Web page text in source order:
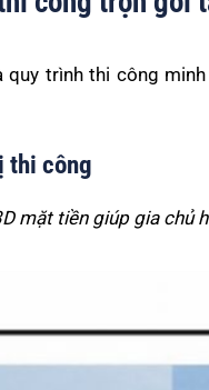
trình thi công
thi công
mặt tiền giúp gia chủ